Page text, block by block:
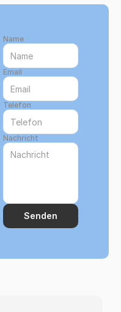
Name
Email
Telefon
Nachricht
Senden